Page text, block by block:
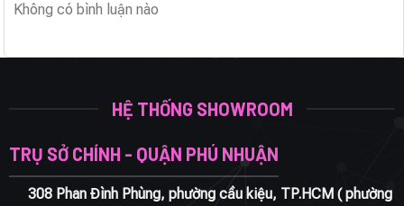
Không có bình luận nào
HỆ THỐNG SHOWROOM
TRỤ SỞ CHÍNH - QUẬN PHÚ NHUẬN
308 Phan Đình Phùng, phường cầu kiệu, TP.HCM ( phường